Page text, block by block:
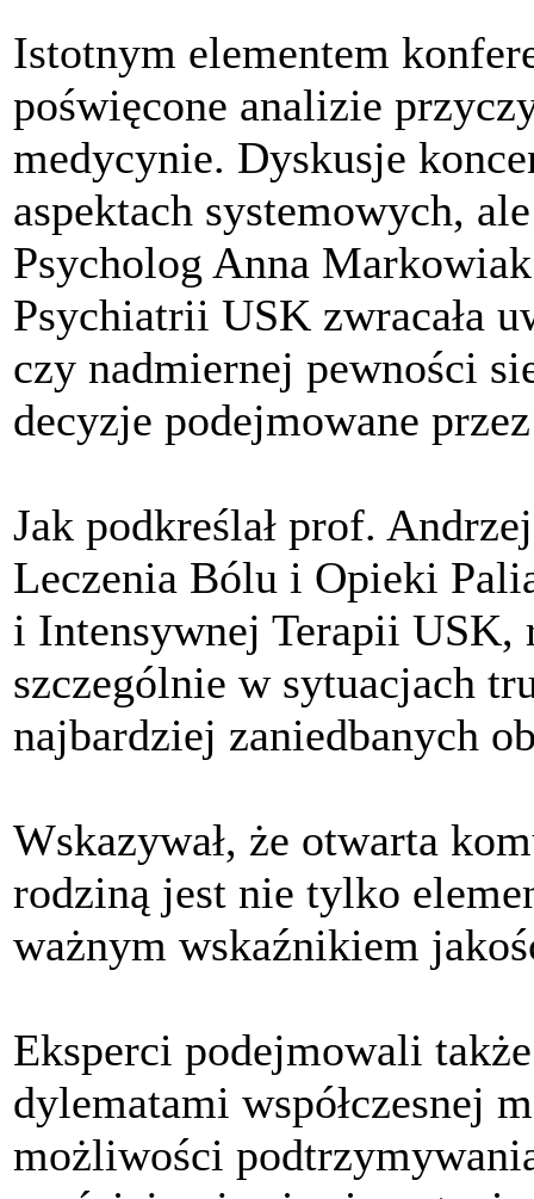
Istotnym elementem
poświęcone analizie
medycynie. Dyskusje
aspektach systemowych,
Psycholog Anna
Psychiatrii USK zwracała
czy nadmiernej pewności
decyzje podejmowane
Jak podkreślał prof.
Leczenia Bólu i Opieki
i Intensywnej Terapii USK,
szczególnie w sytuacjach
najbardziej zaniedbanych
Wskazywał, że otwarta
rodziną jest nie tylko
ważnym wskaźnikiem
Eksperci podejmowali
dylematami współczesnej
możliwości